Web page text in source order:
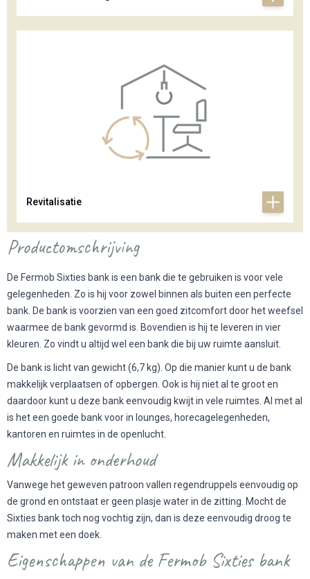
Revitalisatie
Productomschrijving
De Fermob Sixties bank is een bank die te gebruiken is voor vele
gelegenheden. Zo is hij voor zowel binnen als buiten een perfecte
bank. De bank is voorzien van een goed zitcomfort door het weefsel
waarmee de bank gevormd is. Bovendien is hij te leveren in vier
kleuren. Zo vindt u altijd wel een bank die bij uw ruimte aansluit.
De bank is licht van gewicht (6,7 kg). Op die manier kunt u de bank
makkelijk verplaatsen of opbergen. Ook is hij niet al te groot en
daardoor kunt u deze bank eenvoudig kwijt in vele ruimtes. Al met al
is het een goede bank voor in lounges, horecagelegenheden,
kantoren en ruimtes in de openlucht.
Makkelijk in onderhoud
Vanwege het geweven patroon vallen regendruppels eenvoudig op
de grond en ontstaat er geen plasje water in de zitting. Mocht de
Sixties bank toch nog vochtig zijn, dan is deze eenvoudig droog te
maken met een doek.
Eigenschappen van de Fermob Sixties bank